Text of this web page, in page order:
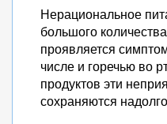
Нерациональное
большого
проявляется
числе и горечью во
продуктов эти
сохраняются